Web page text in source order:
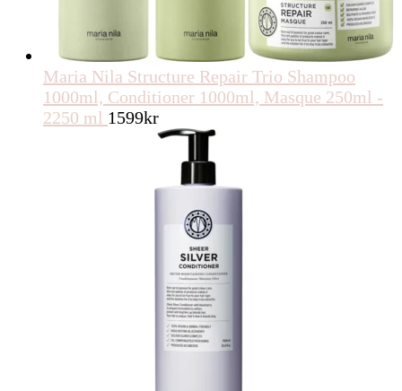
Maria Nila Structure Repair Trio Shampoo
1000ml, Conditioner 1000ml, Masque 250ml -
2250 ml 1599kr